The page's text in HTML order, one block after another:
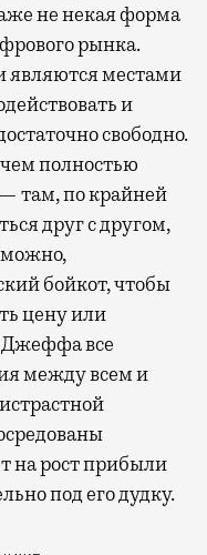
не некая форма
рынка.
местами
и
свободно.
полностью
там, по крайней
друг с другом,
бойкот, чтобы
цену или
Джеффа все
между всем и
на рост прибыли
под его дудку.